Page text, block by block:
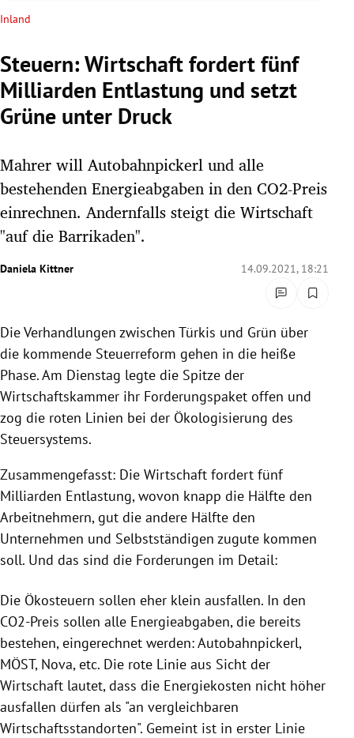
Untermenü
Untermenü
Untermenü
Untermenü
Untermenü
Untermenü
Inland
Steuern: Wirtschaft fordert fünf
Milliarden Entlastung und setzt
Grüne unter Druck
Mahrer will Autobahnpickerl und alle
bestehenden Energieabgaben in den CO2-Preis
einrechnen. Andernfalls steigt die Wirtschaft
"auf die Barrikaden".
Daniela Kittner 14.09.2021, 18:21
Die Verhandlungen zwischen Türkis und Grün über
die kommende Steuerreform gehen in die heiße
Phase. Am Dienstag legte die Spitze der
Wirtschaftskammer ihr Forderungspaket offen und
zog die roten Linien bei der Ökologisierung des
Steuersystems.
Zusammengefasst: Die Wirtschaft fordert fünf
Milliarden Entlastung, wovon knapp die Hälfte den
Arbeitnehmern, gut die andere Hälfte den
Unternehmen und Selbstständigen zugute kommen
soll. Und das sind die Forderungen im Detail:
Die Ökosteuern sollen eher klein ausfallen. In den
CO2-Preis sollen alle Energieabgaben, die bereits
bestehen, eingerechnet werden: Autobahnpickerl,
MÖST, Nova, etc. Die rote Linie aus Sicht der
Wirtschaft lautet, dass die Energiekosten nicht höher
ausfallen dürfen als "an vergleichbaren
Wirtschaftsstandorten". Gemeint ist in erster Linie